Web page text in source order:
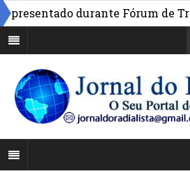
durante Fórum de